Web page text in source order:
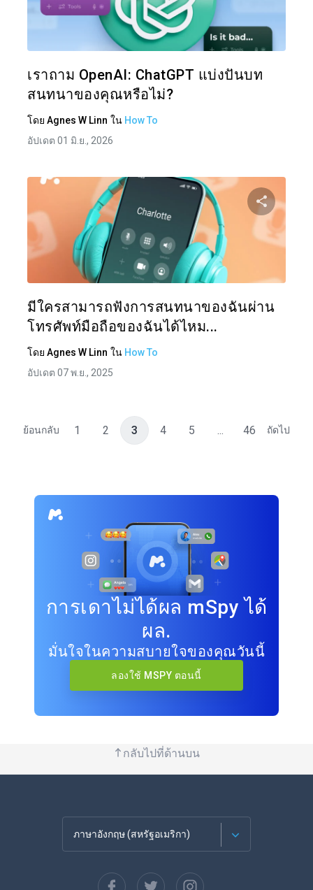
เราถาม OpenAI: ChatGPT แบ่งปันบท
สนทนาของคุณหรือไม่?
โดย Agnes W Linn ใน How To
อัปเดต 01 มิ.ย., 2026
แบ่ง
มีใครสามารถฟังการสนทนาของฉันผ่าน
โทรศัพท์มือถือของฉันได้ไหม...
โดย Agnes W Linn ใน How To
อัปเดต 07 พ.ย., 2025
ย้อนกลับ 1 2 3 4 5 ... 46 ถัดไป
การเดาไม่ได้ผล mSpy ได้
ผล.
มั่นใจในความสบายใจของคุณวันนี้
ลองใช้ MSPY ตอนนี้
กลับไปที่ด้านบน
ภาษาอังกฤษ (สหรัฐอเมริกา)